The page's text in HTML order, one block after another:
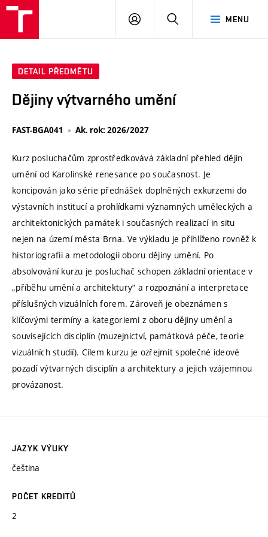
MENU
PŘIHLÁSIT
DETAIL PŘEDMĚTU
Dějiny výtvarného umění
FAST-BGA041 Ak. rok: 2026/2027
Kurz posluchačům zprostředkovává základní přehled dějin
umění od Karolinské renesance po současnost. Je
koncipován jako série přednášek doplněných exkurzemi do
výstavních institucí a prohlídkami významných uměleckých a
architektonických památek i současných realizací in situ
nejen na území města Brna. Ve výkladu je přihlíženo rovněž k
historiografii a metodologii oboru dějiny umění. Po
absolvování kurzu je posluchač schopen základní orientace v
„příběhu umění a architektury“ a rozpoznání a interpretace
příslušných vizuálních forem. Zároveň je obeznámen s
klíčovými termíny a kategoriemi z oboru dějiny umění a
souvisejících disciplín (muzejnictví, památková péče, teorie
vizuálních studií). Cílem kurzu je ozřejmit společné ideové
pozadí výtvarných disciplín a architektury a jejich vzájemnou
provázanost.
JAZYK VÝUKY
čeština
POČET KREDITŮ
2